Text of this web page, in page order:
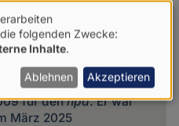
für denhpd. Er war
März 2025
folgenden Zwecke:
Inhalte.
Ablehnen Akzeptieren